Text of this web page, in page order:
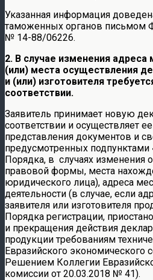
Указанная информация
таможенных органов письмом
№ 14-88/06226.
2. В случае изменения
(или) места осуществления
и (или) изготовителя
соответствии.
Заявитель принимает новую
соответствии и осуществляет
представления документов и
предусмотренных подпунктами
Порядка, в случаях изменения
правовой формы, места
юридического лица), адреса
деятельности (в случае, если
заявителя или изготовителя
Порядка регистрации,
и прекращения действия
продукции требованиям
Евразийского экономического
Решением Коллегии
комиссии от 20.03.2018 № 41).